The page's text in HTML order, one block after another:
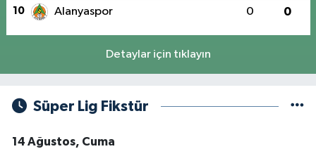
10 Alanyaspor 0 0
Detaylar için tıklayın
Süper Lig Fikstür
14 Ağustos, Cuma